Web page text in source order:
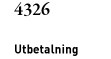
4326
Utbetalning